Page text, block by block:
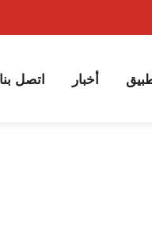
أخبار اتصل